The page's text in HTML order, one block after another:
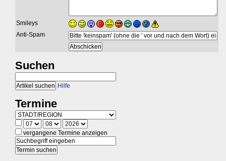
Smileys
Anti-Spam
Suchen
Hilfe
Termine
vergangene Termine anzeigen